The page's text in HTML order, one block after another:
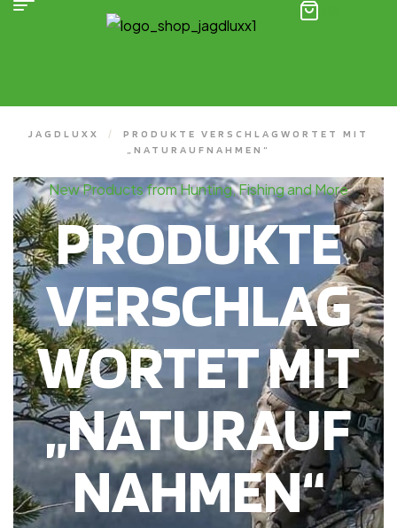
JAGDLUXX /
PRODUKTE VERSCHLAGWORTET MIT
„NATURAUFNAHMEN“
New Products from Hunting, Fishing and More
PRODUKTE
VERSCHLAG
WORTET MIT
„NATURAUF
NAHMEN“